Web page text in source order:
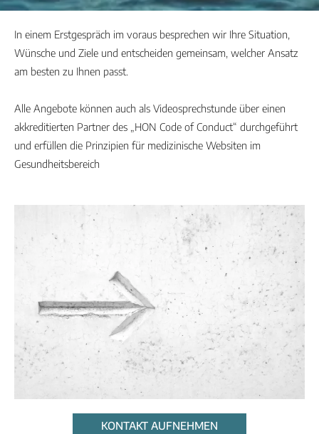
In einem Erstgespräch im voraus besprechen wir Ihre Situation,
Wünsche und Ziele und entscheiden gemeinsam, welcher Ansatz
am besten zu Ihnen passt.
Alle Angebote können auch als Videosprechstunde über einen
akkreditierten Partner des „HON Code of Conduct“ durchgeführt
und erfüllen die Prinzipien für medizinische Websiten im
Gesundheitsbereich
KONTAKT AUFNEHMEN